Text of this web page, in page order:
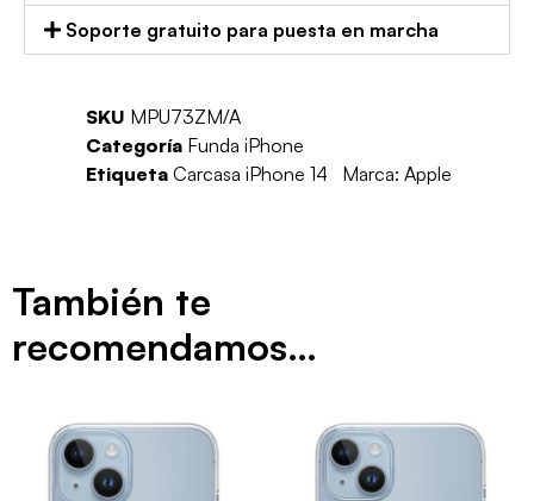
Soporte gratuito para puesta en marcha
SKU MPU73ZM/A
Categoría Funda iPhone
Etiqueta Carcasa iPhone 14 Marca:Apple
También te
recomendamos…